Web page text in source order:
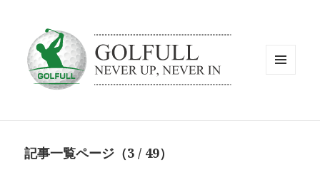
記事一覧ページ（3 / 49）